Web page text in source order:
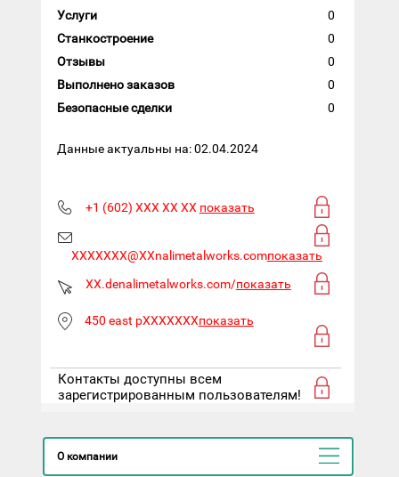
Услуги
0
Станкостроение
0
Отзывы
0
Выполнено заказов
0
Безопасные сделки
0
Данные актуальны на: 02.04.2024
+1 (602) XXX XX XX показать
XXXXXXX@XXnalimetalworks.comпоказать
XX.denalimetalworks.com/показать
450 east pXXXXXXXпоказать
Контакты доступны всем
зарегистрированным пользователям!
О компании